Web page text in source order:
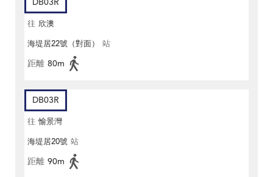
DB03R
往 欣澳
海堤居22號（對面）
站
距離 80m
DB03R
往 愉景灣
海堤居20號 站
距離 90m